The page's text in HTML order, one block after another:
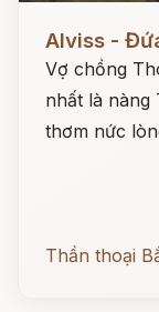
Alviss -
Vợ chồng
nhất là nàng
thơm nức
Thần thoại